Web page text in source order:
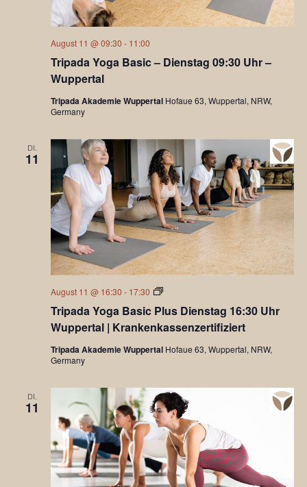
Tripada Yoga Basic – Dienstag 09:30 Uhr –
Wuppertal
August 11 @ 09:30 - 11:00
Tripada Akademie Wuppertal Hofaue 63, Wuppertal, NRW,
Germany
DI.
11
Tripada Yoga Basic Plus Dienstag 16:30 Uhr
Wuppertal | Krankenkassenzertifiziert
August 11 @ 16:30 - 17:30
Tripada
Basic
Plus
Tripada Akademie Wuppertal Hofaue 63, Wuppertal, NRW,
Germany
DI.
11